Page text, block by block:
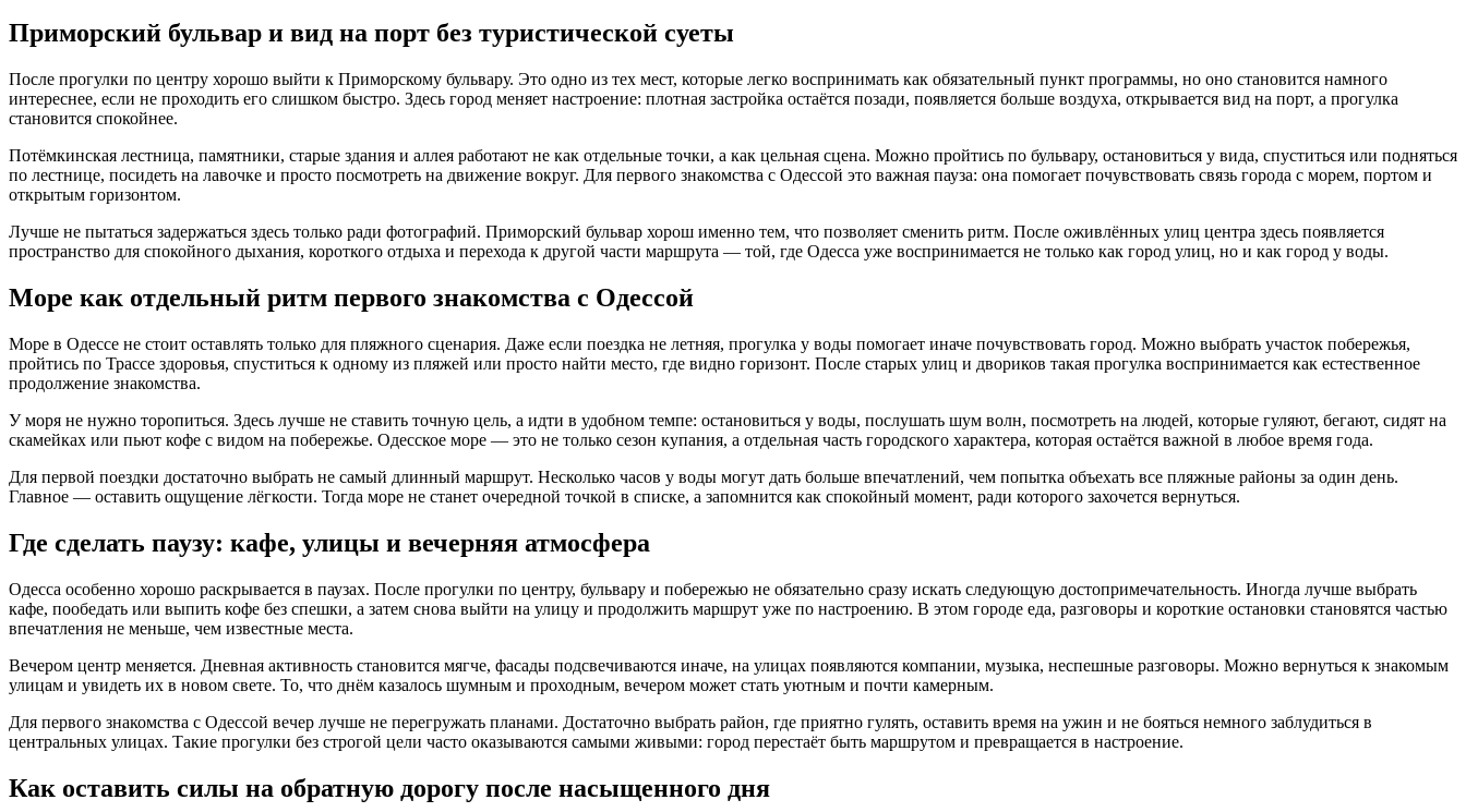
Приморский бульвар и вид на порт без туристической суеты
После прогулки по центру хорошо выйти к Приморскому бульвару. Это одно из тех мест, которые легко воспринимать как обязательный пункт программы, но оно становится намного
интереснее, если не проходить его слишком быстро. Здесь город меняет настроение: плотная застройка остаётся позади, появляется больше воздуха, открывается вид на порт, а прогулка
становится спокойнее.
Потёмкинская лестница, памятники, старые здания и аллея работают не как отдельные точки, а как цельная сцена. Можно пройтись по бульвару, остановиться у вида, спуститься или подняться
по лестнице, посидеть на лавочке и просто посмотреть на движение вокруг. Для первого знакомства с Одессой это важная пауза: она помогает почувствовать связь города с морем, портом и
открытым горизонтом.
Лучше не пытаться задержаться здесь только ради фотографий. Приморский бульвар хорош именно тем, что позволяет сменить ритм. После оживлённых улиц центра здесь появляется
пространство для спокойного дыхания, короткого отдыха и перехода к другой части маршрута — той, где Одесса уже воспринимается не только как город улиц, но и как город у воды.
Море как отдельный ритм первого знакомства с Одессой
Море в Одессе не стоит оставлять только для пляжного сценария. Даже если поездка не летняя, прогулка у воды помогает иначе почувствовать город. Можно выбрать участок побережья,
пройтись по Трассе здоровья, спуститься к одному из пляжей или просто найти место, где видно горизонт. После старых улиц и двориков такая прогулка воспринимается как естественное
продолжение знакомства.
У моря не нужно торопиться. Здесь лучше не ставить точную цель, а идти в удобном темпе: остановиться у воды, послушать шум волн, посмотреть на людей, которые гуляют, бегают, сидят на
скамейках или пьют кофе с видом на побережье. Одесское море — это не только сезон купания, а отдельная часть городского характера, которая остаётся важной в любое время года.
Для первой поездки достаточно выбрать не самый длинный маршрут. Несколько часов у воды могут дать больше впечатлений, чем попытка объехать все пляжные районы за один день.
Главное — оставить ощущение лёгкости. Тогда море не станет очередной точкой в списке, а запомнится как спокойный момент, ради которого захочется вернуться.
Где сделать паузу: кафе, улицы и вечерняя атмосфера
Одесса особенно хорошо раскрывается в паузах. После прогулки по центру, бульвару и побережью не обязательно сразу искать следующую достопримечательность. Иногда лучше выбрать
кафе, пообедать или выпить кофе без спешки, а затем снова выйти на улицу и продолжить маршрут уже по настроению. В этом городе еда, разговоры и короткие остановки становятся частью
впечатления не меньше, чем известные места.
Вечером центр меняется. Дневная активность становится мягче, фасады подсвечиваются иначе, на улицах появляются компании, музыка, неспешные разговоры. Можно вернуться к знакомым
улицам и увидеть их в новом свете. То, что днём казалось шумным и проходным, вечером может стать уютным и почти камерным.
Для первого знакомства с Одессой вечер лучше не перегружать планами. Достаточно выбрать район, где приятно гулять, оставить время на ужин и не бояться немного заблудиться в
центральных улицах. Такие прогулки без строгой цели часто оказываются самыми живыми: город перестаёт быть маршрутом и превращается в настроение.
Как оставить силы на обратную дорогу после насыщенного дня